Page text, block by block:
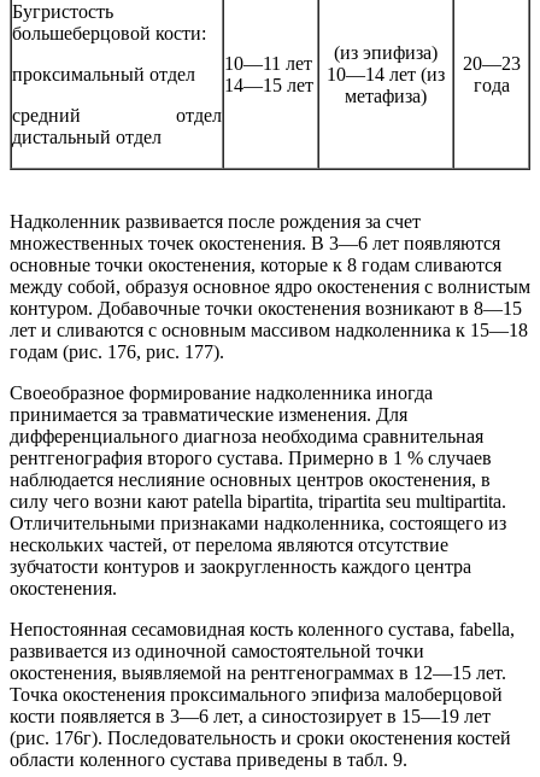
Бугристость
большеберцовой кости:
проксимальный отдел
средний отдел
дистальный отдел
10—11 лет
14—15 лет
(из эпифиза)
10—14 лет (из
метафиза)
20—23
года
Надколенник развивается после рождения за счет
множественных точек окостенения. В 3—6 лет появляются
основные точки окостенения, которые к 8 годам сливаются
между собой, образуя основное ядро окостенения с волнистым
контуром. Добавочные точки окостенения возникают в 8—15
лет и сливаются с основным массивом надколенника к 15—18
годам (рис. 176, рис. 177).
Своеобразное формирование надколенника иногда
принимается за травматические изменения. Для
дифференциального диагноза необходима сравнительная
рентгенография второго сустава. Примерно в 1 % случаев
наблюдается неслияние основных центров окостенения, в
силу чего возни кают patella bipartita, tripartita seu multipartita.
Отличительными признаками надколенника, состоящего из
нескольких частей, от перелома являются отсутствие
зубчатости контуров и заокругленность каждого центра
окостенения.
Непостоянная сесамовидная кость коленного сустава, fabella,
развивается из одиночной самостоятельной точки
окостенения, выявляемой на рентгенограммах в 12—15 лет.
Точка окостенения проксимального эпифиза малоберцовой
кости появляется в 3—6 лет, а синостозирует в 15—19 лет
(рис. 176г). Последовательность и сроки окостенения костей
области коленного сустава приведены в табл. 9.